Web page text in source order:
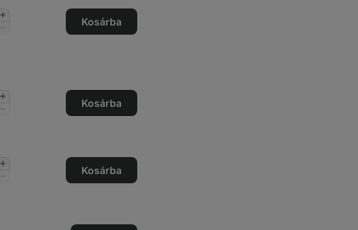
Mennyiség
Kosárba
Mennyiség
Kosárba
Mennyiség
Kosárba